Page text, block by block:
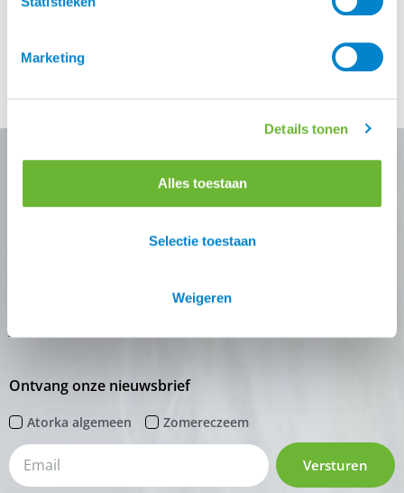
Marketing
Details tonen
Alles toestaan
Selectie toestaan
Weigeren
zeggen volmondig JA, zeker nadat wij deze mooie review
augustus 2024, we zitten nu halverwege het eczeem
seizoen, wat een zomer is dit. Eindeloze regenbuien en
een enorme insecten druk, we hebben behoefte aan zon
Nooit meer de beste Atorka
deals missen?
Zodra je inschrijving bevestigt is krijg je
Ontvang onze nieuwsbrief
Atorka algemeen Zomereczeem
Versturen